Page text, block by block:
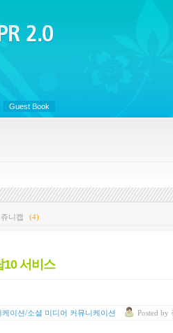
&
Guest Book
니캡 (4)
10 서비스
케이션/소셜 미디어 커뮤니케이션 Posted by